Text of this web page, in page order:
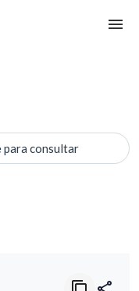
para consultar